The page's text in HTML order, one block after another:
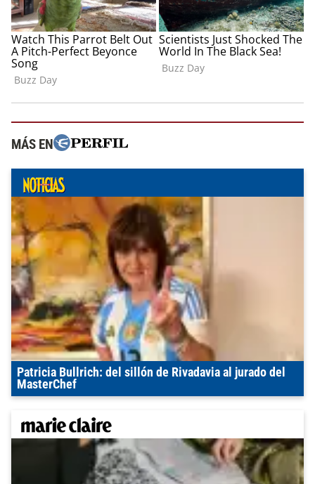
MÁS EN
Patricia Bullrich: del sillón de Rivadavia al jurado del
MasterChef